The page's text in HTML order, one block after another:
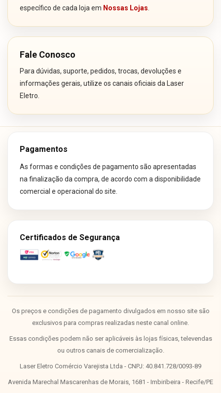
específico de cada loja em Nossas Lojas
Fale Conosco
Para dúvidas, suporte, pedidos, trocas, devoluções e
informações gerais, utilize os canais oficiais da Laser
Eletro.
Pagamentos
As formas e condições de pagamento são apresentadas
na finalização da compra, de acordo com a disponibilidade
comercial e operacional do site.
Certificados de Segurança
Os preços e condições de pagamento divulgados em nosso site são
exclusivos para compras realizadas neste canal online.
Essas condições podem não ser aplicáveis às lojas físicas, televendas
ou outros canais de comercialização.
Laser Eletro Comércio Varejista Ltda - CNPJ: 40.841.728/0093-89
Avenida Marechal Mascarenhas de Morais, 1681 - Imbiribeira - Recife/PE